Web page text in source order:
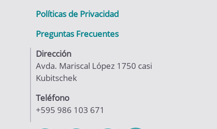
Políticas de Privacidad
Preguntas Frecuentes
Dirección
Avda. Mariscal López 1750 casi
Kubitschek
Teléfono
+595 986 103 671